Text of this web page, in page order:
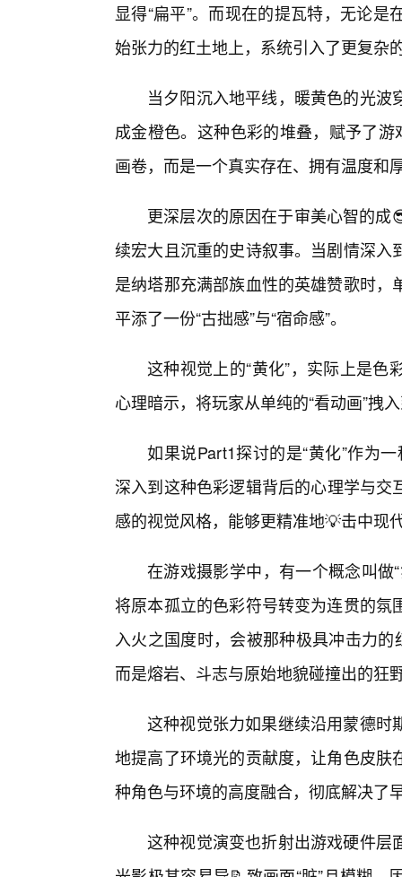
显得“扁平”。而现在的提瓦特，无论
始张力的红土地上，系统引入了更复杂
当夕阳沉入地平线，暖黄色的光
成金橙色。这种色彩的堆叠，赋予了
画卷，而是一个真实存在、拥有温度和
更深层次的原因在于审美心智的
续宏大且沉重的史诗叙事。当剧情深
是纳塔那充满部族血性的英雄赞歌时
平添了一份“古拙感”与“宿命感”。
这种视觉上的“黄化”，实际上是
心理暗示，将玩家从单纯的“看动画”拽
如果说Part1探讨的是“黄化”作为
深入到这种色彩逻辑背后的心理学与
感的视觉风格，能够更精准地💡击中现
在游戏摄影学中，有一个概念叫做
将原本孤立的色彩符号转变为连贯的
入火之国度时，会被那种极具冲击力
而是熔岩、斗志与原始地貌碰撞出的狂
这种视觉张力如果继续沿用蒙德时
地提高了环境光的贡献度，让角色皮
种角色与环境的高度融合，彻底解决了
这种视觉演变也折射出游戏硬件层